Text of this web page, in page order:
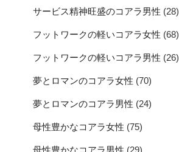
サービス精神旺盛のコアラ男性 (28)
フットワークの軽いコアラ女性 (68)
フットワークの軽いコアラ男性 (26)
夢とロマンのコアラ女性 (70)
夢とロマンのコアラ男性 (24)
母性豊かなコアラ女性 (75)
母性豊かなコアラ男性 (29)